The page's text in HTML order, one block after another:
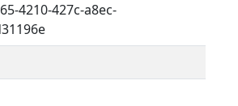
4210-427c-a8ec-